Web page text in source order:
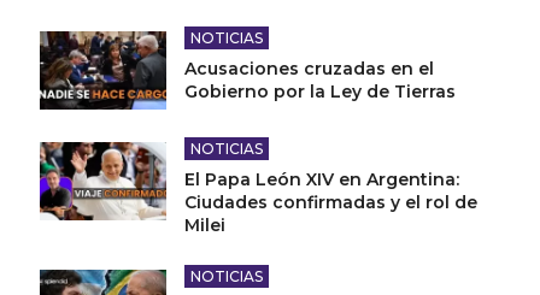
NOTICIAS
Acusaciones cruzadas en el
Gobierno por la Ley de Tierras
NOTICIAS
El Papa León XIV en Argentina:
Ciudades confirmadas y el rol de
Milei
NOTICIAS